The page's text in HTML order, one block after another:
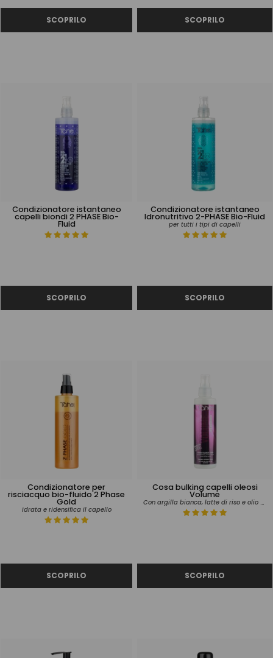
Condizionatore istantaneo
capelli biondi 2 PHASE Bio-
Fluid
Condizionatore istantaneo
Idronutritivo 2-PHASE Bio-Fluid
per tutti i tipi di capelli
Condizionatore per
risciacquo bio-fluido 2 Phase
Gold
Idrata e ridensifica il capello
Cosa bulking capelli oleosi
Volume
Con argilla bianca, latte di riso e olio di tea Tree